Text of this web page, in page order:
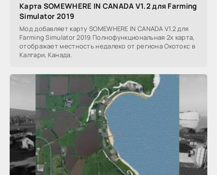
Карта SOMEWHERE IN CANADA V1.2 для Farming
Simulator 2019
Мод добавляет карту SOMEWHERE IN CANADA V1.2 для
Farming Simulator 2019 Полнофункциональная 2x карта,
отображает местность недалеко от региона Окотокс в
Калгари, Канада.